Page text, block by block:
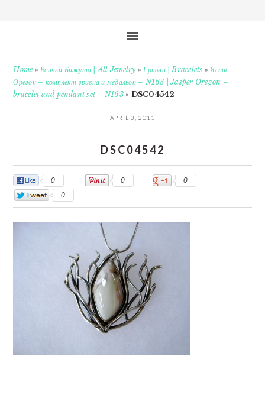
Home»Всички Бижута | All Jewelry »Гривни | Bracelets »Яспис
Орегон – комплект гривна и медальон – N163 | Jasper Oregon –
bracelet and pendant set – N163» DSC04542
APRIL 3, 2011
DSC04542
0 0
0
0